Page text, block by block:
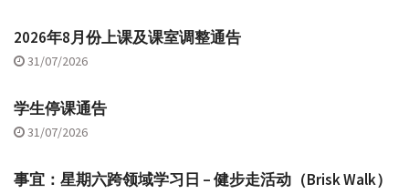
2026年8月份上课及课室调整通告
31/07/2026
学生停课通告
31/07/2026
事宜：星期六跨领域学习日 – 健步走活动（Brisk Walk）